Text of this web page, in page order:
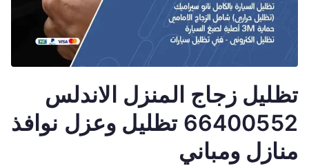
تظليل زجاج المنزل الاندلس
66400552 تظليل وعزل نوافذ
منازل ومباني